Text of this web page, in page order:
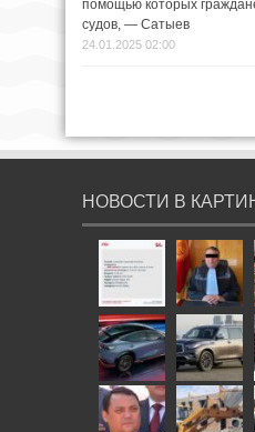
помощью которых
судов, — Сатыев
24.01.2025 02:00
НОВОСТИ В